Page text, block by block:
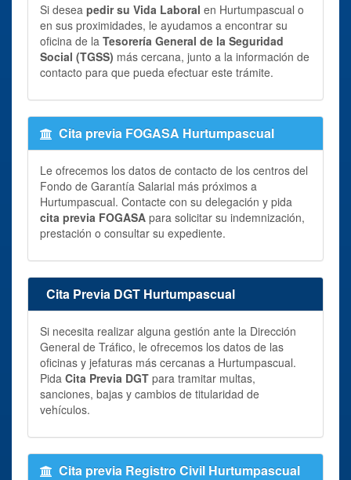
Si desea pedir su Vida Laboral en Hurtumpascual o
en sus proximidades, le ayudamos a encontrar su
oficina de la Tesorería General de la Seguridad
Social (TGSS) más cercana, junto a la información de
contacto para que pueda efectuar este trámite.
Cita previa FOGASA Hurtumpascual
Le ofrecemos los datos de contacto de los centros del
Fondo de Garantía Salarial más próximos a
Hurtumpascual. Contacte con su delegación y pida
cita previa FOGASA para solicitar su indemnización,
prestación o consultar su expediente.
Cita Previa DGT Hurtumpascual
Si necesita realizar alguna gestión ante la Dirección
General de Tráfico, le ofrecemos los datos de las
oficinas y jefaturas más cercanas a Hurtumpascual.
Pida Cita Previa DGT para tramitar multas,
sanciones, bajas y cambios de titularidad de
vehículos.
Cita previa Registro Civil Hurtumpascual